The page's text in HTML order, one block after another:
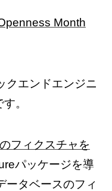
Month
クエンドエンジニ
。
フィクスチャを
パッケージを導
ータベースのフィ